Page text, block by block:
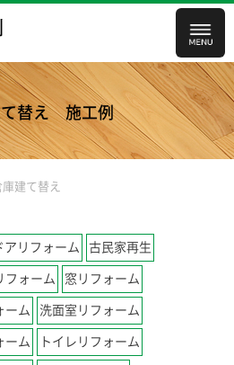
替え施工例
庫建て替え
アリフォーム 古民家再生
フォーム 窓リフォーム
ーム 洗面室リフォーム
ーム トイレリフォーム